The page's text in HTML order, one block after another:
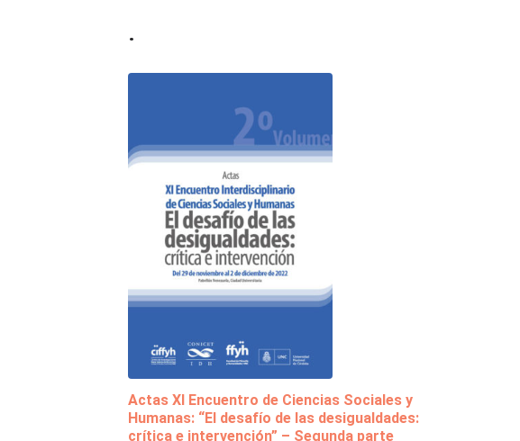
.
Actas XI Encuentro de Ciencias Sociales y
Humanas: “El desafío de las desigualdades:
crítica e intervención” – Segunda parte